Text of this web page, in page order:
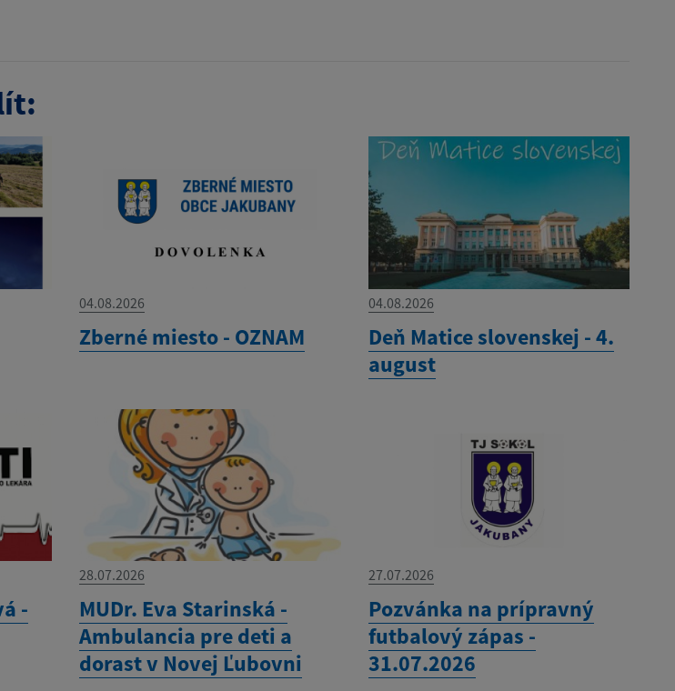
04.08.2026
Zberné miesto - OZNAM
04.08.2026
Deň Matice slovenskej - 4.
august
-
28.07.2026
MUDr. Eva Starinská -
Ambulancia pre deti a
dorast v Novej Ľubovni
27.07.2026
Pozvánka na prípravný
futbalový zápas -
31.07.2026